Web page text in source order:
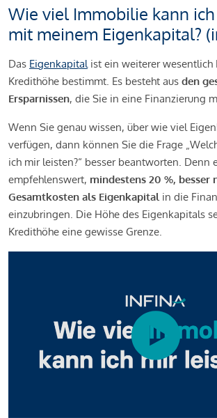
Wie viel Immobilie kann
mit meinem Eigenkapital?
Das Eigenkapitalist ein weiterer wesentlich
Kredithöhe bestimmt. Es besteht aus den
Ersparnissen, die Sie in eine Finanzierung
Wenn Sie genau wissen, über wie viel
verfügen, dann können Sie die Frage
ich mir leisten?“ besser beantworten. Denn
empfehlenswert, mindestens 20 %, besser
Gesamtkosten als Eigenkapital in die
einzubringen. Die Höhe des Eigenkapitals
Kredithöhe eine gewisse Grenze.